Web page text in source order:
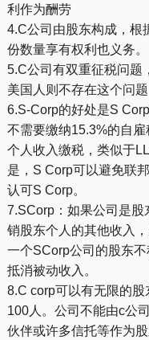
利作为酬劳
4.C公司由股东构成，根
份数量享有权利也义务。
5.C公司有双重征税问题
美国人则不存在这个问题
6.S-Corp的好处是S
不需要缴纳15.3%的自
个人收入缴税，类似于
是，S Corp可以避免联
认可S Corp。
7.SCorp：如果公司是
销股东个人的其他收入
一个SCorp公司的股东
抵消被动收入。
8.C corp可以有无限的股
100人。公司不能由c公
伙伴或许多信托等作为